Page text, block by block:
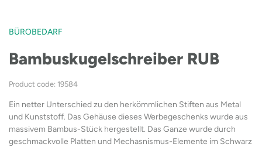
BÜROBEDARF
Bambuskugelschreiber RUB
Product code: 19584
Ein netter Unterschied zu den herkömmlichen Stiften aus Metal
und Kunststoff. Das Gehäuse dieses Werbegeschenks wurde aus
massivem Bambus-Stück hergestellt. Das Ganze wurde durch
geschmackvolle Platten und Mechasnismus-Elemente im Schwarz